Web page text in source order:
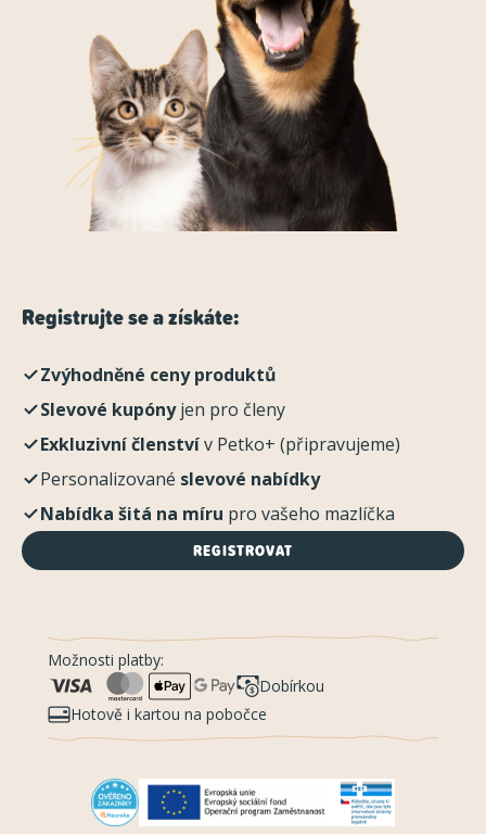
Registrujte se a získáte:
Zvýhodněné ceny produktů
Slevové kupónyjen pro členy
Exkluzivní členstvív Petko+ (připravujeme)
Personalizované slevové nabídky
Nabídka šitá na míru pro vašeho mazlíčka
REGISTROVAT
Možnosti platby:
Dobírkou
Hotově i kartou na pobočce